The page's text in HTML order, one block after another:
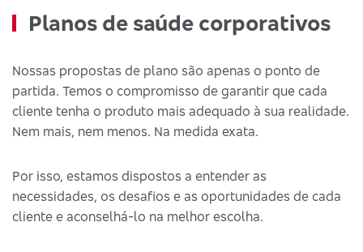
Planos de saúde corporativos
Nossas propostas de plano são apenas o ponto de
partida. Temos o compromisso de garantir que cada
cliente tenha o produto mais adequado à sua realidade.
Nem mais, nem menos. Na medida exata.
Por isso, estamos dispostos a entender as
necessidades, os desafios e as oportunidades de cada
cliente e aconselhá-lo na melhor escolha.